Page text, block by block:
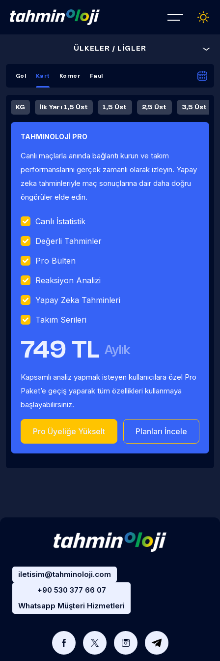
ÜLKELER / LİGLER
Gol Kart Korner Faul
KG İlk Yarı 1,5 Üst 1,5 Üst 2,5 Üst 3,5 Üst
Fauller Ortalama
TAHMINOLOJİ PRO
Canlı maçlarla anında bağlantı kurun ve takım
performanslarını gerçek zamanlı olarak izleyin. Yapay
zeka tahminleriyle maç sonuçlarına dair daha doğru
öngörüler elde edin.
Canlı İstatistik
Değerli Tahminler
Pro Bülten
Reaksiyon Analizi
Yapay Zeka Tahminleri
Takım Serileri
749 TL Aylık
Kapsamlı analiz yapmak isteyen kullanıcılara özel Pro
Paket’e geçiş yaparak tüm özellikleri kullanmaya
başlayabilirsiniz.
Pro Üyeliğe Yükselt Planları İncele
iletisim@tahminoloji.com
+90 530 377 66 07
Whatsapp Müşteri Hizmetleri